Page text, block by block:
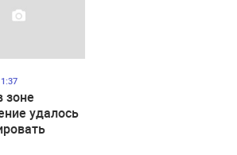
зоне
удалось